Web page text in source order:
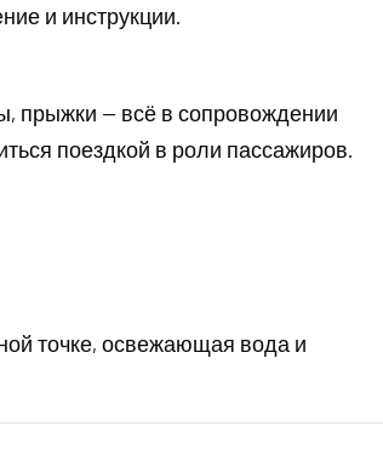
и инструкции.
прыжки — всё в сопровождении
поездкой в роли пассажиров.
точке, освежающая вода и